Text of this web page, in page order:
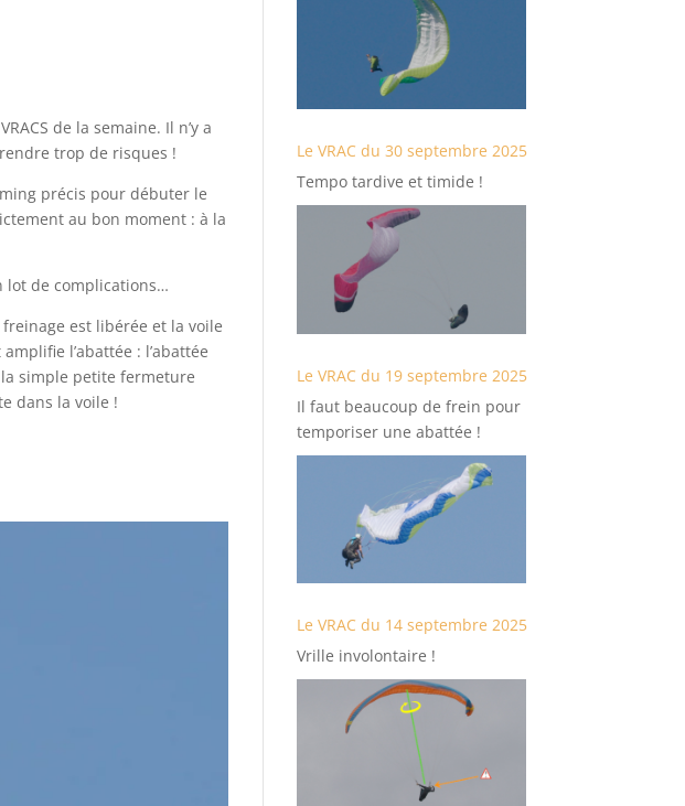
de la semaine. Il n’y a
trop de risques !
précis pour débuter le
au bon moment : à la
lot de complications…
est libérée et la voile
l’abattée : l’abattée
simple petite fermeture
dans la voile !
Le VRAC du 30 septembre 2025
Tempo tardive et timide !
Le VRAC du 19 septembre 2025
Il faut beaucoup de frein pour
temporiser une abattée !
Le VRAC du 14 septembre 2025
Vrille involontaire !